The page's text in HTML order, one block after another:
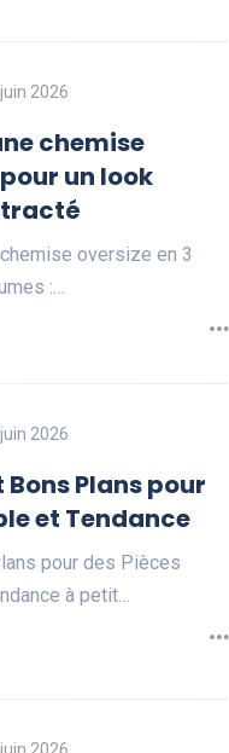
2026
chemise
un look
oversize en 3
:…
2026
Plans pour
et Tendance
pour des Pièces
à petit…
2026